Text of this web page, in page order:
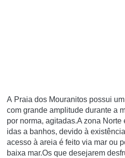
A Praia dos Mouranitos possui
com grande amplitude durante a
por norma, agitadas.A zona
idas a banhos, devido à
acesso à areia é feito via mar ou
baixa mar.Os que desejarem